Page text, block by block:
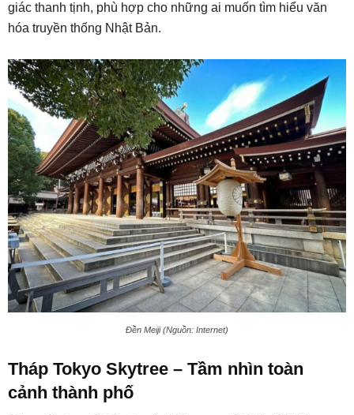
giác thanh tịnh, phù hợp cho những ai muốn tìm hiểu văn
hóa truyền thống Nhật Bản.
Đền Meiji (Nguồn: Internet)
Tháp Tokyo Skytree – Tầm nhìn toàn
cảnh thành phố